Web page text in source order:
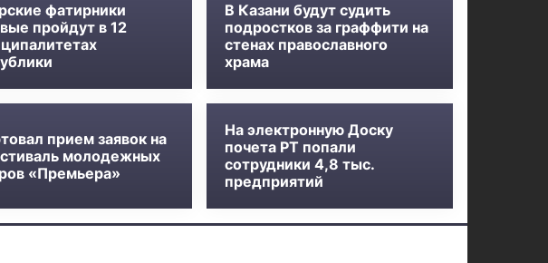
фатирники
пройдут в 12
В Казани будут судить
подростков за граффити на
стенах православного
храма
прием заявок на
молодежных
«Премьера»
На электронную Доску
почета РТ попали
сотрудники 4,8 тыс.
предприятий